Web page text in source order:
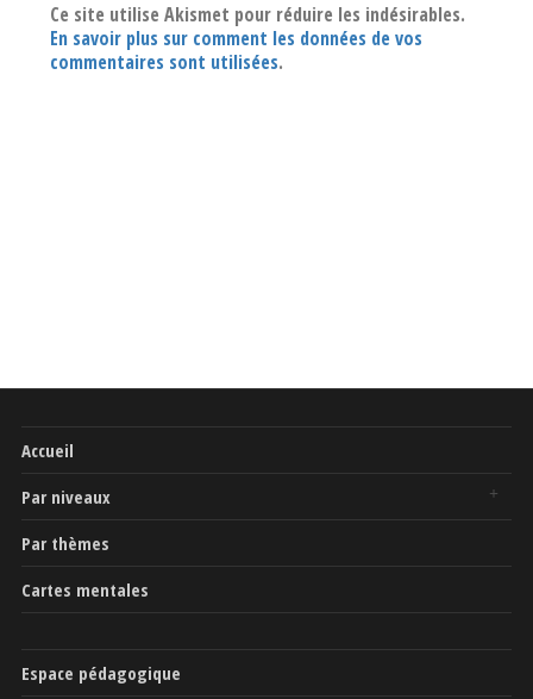
Ce site utilise Akismet pour réduire les indésirables.
En savoir plus sur comment les données de vos
commentaires sont utilisées.
Accueil
Par niveaux
Par thèmes
Cartes mentales
Espace pédagogique